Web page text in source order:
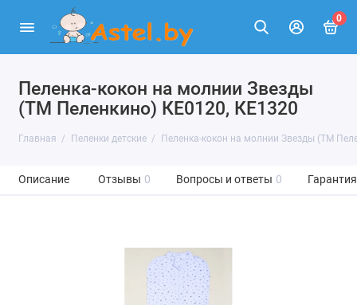
0
Пеленка-кокон на молнии Звезды
(ТМ Пеленкино) КЕ0120, КЕ1320
Главная Пеленки детские Пеленка-кокон на молнии Звезды (ТМ
Описание Отзывы 0 Вопросы и ответы 0 Гарантия